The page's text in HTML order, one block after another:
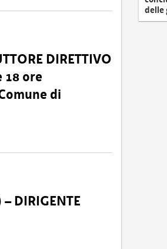
DIRETTIVO
18 ore
di
DIRIGENTE
delle